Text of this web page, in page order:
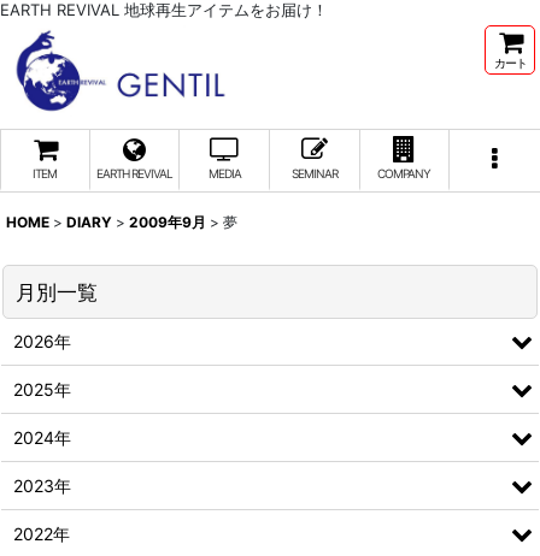
EARTH REVIVAL 地球再生アイテムをお届け！
カート
ITEM EARTH REVIVAL MEDIA SEMINAR COMPANY
HOME > DIARY > 2009年9月 > 夢
月別一覧
2026年
2025年
2024年
2023年
2022年